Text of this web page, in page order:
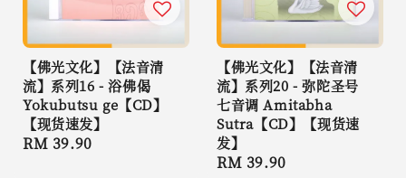
【佛光文化】【法音清
流】系列16 - 浴佛偈
Yokubutsu ge【CD】
【现货速发】
Regular
RM 39.90
【佛光文化】【法音清
流】系列20 - 弥陀圣号
七音调 Amitabha
Sutra【CD】【现货速
发】
Regular
RM 39.90